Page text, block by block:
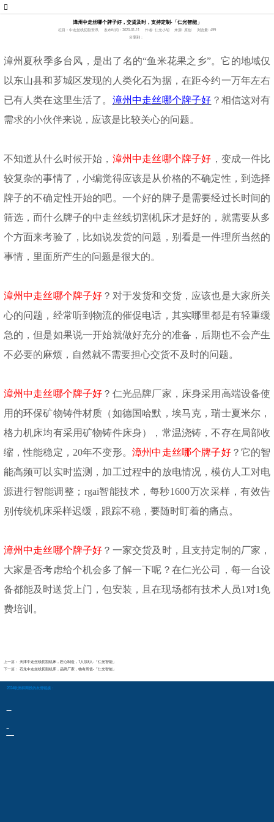
漳州中走丝哪个牌子好，交货及时，支持定制-「仁光智能」
栏目：中走丝线切割资讯 发布时间：2020-01-11 作者: 仁光小胡 来源: 原创
浏览量: 499
分享到：
漳州夏秋季多台风，是出了名的“鱼米花果之乡”。它的地域仅
以东山县和芗城区发现的人类化石为据，在距今约一万年左右
已有人类在这里生活了。 漳州中走丝哪个牌子好 ？相信这对有
需求的小伙伴来说，应该是比较关心的问题。
不知道从什么时候开始 ， 漳州中走丝哪个牌子好 ， 变成一件比
较复杂的事情了，小编觉得应该是从价格的不确定性，到选择
牌子的不确定性开始的吧。一个好的牌子是需要经过长时间的
筛选，而什么牌子的中走丝线切割机床才是好的，就需要从多
个方面来考验了，比如说发货的问题，别看是一件理所当然的
事情，里面所产生的问题是很大的。
漳州中走丝哪个牌子好 ？对于发货和交货，应该也是大家所关
心的问题，经常听到物流的催促电话，其实哪里都是有轻重缓
急的，但是如果说一开始就做好充分的准备，后期也不会产生
不必要的麻烦，自然就不需要担心交货不及时的问题。
漳州中走丝哪个牌子好 ？仁光品牌厂家，床身采用高端设备使
用的环保矿物铸件材质（如德国哈默，埃马克，瑞士夏米尔，
格力机床均有采用矿物铸件床身），常温浇铸，不存在局部收
缩，性能稳定， 20年不变形。漳州中走丝哪个牌子好？它的智
能高频可以实时监测，加工过程中的放电情况，模仿人工对电
源进行智能调整； rgai智能技术，每秒1600万次采样，有效告
别传统机床采样迟缓，跟踪不稳，要随时盯着的痛点。
漳州中走丝哪个牌子好 ？一家交货及时，且支持定制的厂家，
大家是否考虑给个机会多了解一下呢？在仁光公司，每一台设
备都能及时送货上门，包安装，且在现场都有技术人员1对1免
费培训。
上一篇： 天津中走丝线切割机床，匠心制造，1人顶3人-「仁光智能」
下一篇： 石龙中走丝线切割机床，品牌厂家，物有所值-「仁光智能」
2024欧洲杯网投的友情链接：